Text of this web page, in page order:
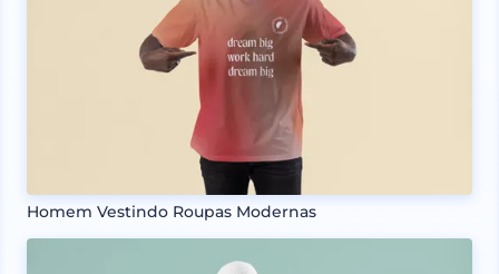
Homem Vestindo Roupas Modernas